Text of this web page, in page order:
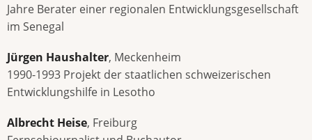
Jahre Berater einer regionalen Entwicklungsgesellschaft
im Senegal
Jürgen Haushalter, Meckenheim
1990-1993 Projekt der staatlichen schweizerischen
Entwicklungshilfe in Lesotho
Albrecht Heise, Freiburg